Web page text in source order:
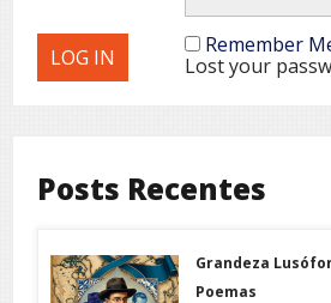
Remember
Lost your
Posts Recentes
Grandeza
Poemas